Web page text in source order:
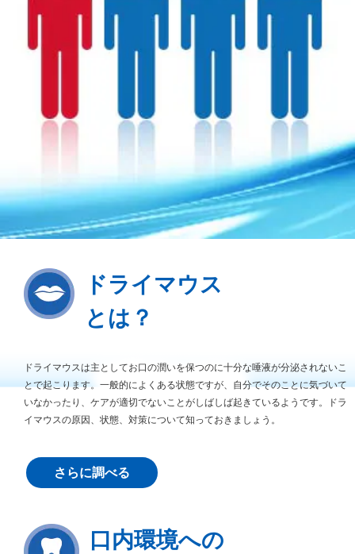
ドライマウス
とは？
ドライマウスは主としてお口の潤いを保つのに十分な唾液が分泌されないこ
とで起こります。一般的によくある状態ですが、自分でそのことに気づいて
いなかったり、ケアが適切でないことがしばしば起きているようです。ドラ
イマウスの原因、状態、対策について知っておきましょう。
さらに調べる
口内環境への